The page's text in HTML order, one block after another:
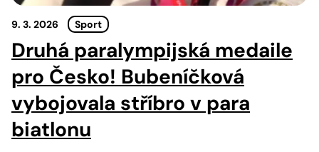
9. 3. 2026 Sport
Druhá paralympijská medaile
pro Česko! Bubeníčková
vybojovala stříbro v para
biatlonu